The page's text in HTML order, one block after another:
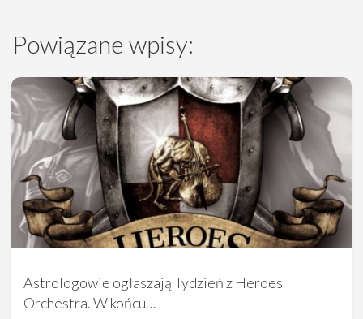
Powiązane wpisy:
Astrologowie ogłaszają Tydzień z Heroes
Orchestra. W końcu…